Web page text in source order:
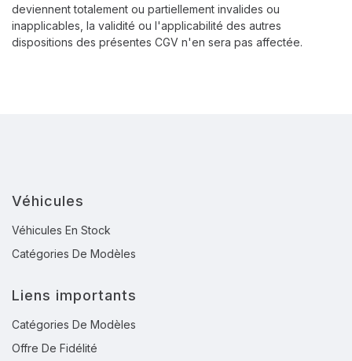
deviennent totalement ou partiellement invalides ou
inapplicables, la validité ou l'applicabilité des autres
dispositions des présentes CGV n'en sera pas affectée.
Véhicules
Véhicules En Stock
Catégories De Modèles
Liens importants
Catégories De Modèles
Offre De Fidélité